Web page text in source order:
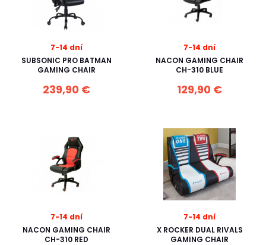
7-14 dní
SUBSONIC PRO BATMAN
GAMING CHAIR
239,90 €
7-14 dní
NACON GAMING CHAIR
CH-310 BLUE
129,90 €
7-14 dní
NACON GAMING CHAIR
CH-310 RED
7-14 dní
X ROCKER DUAL RIVALS
GAMING CHAIR